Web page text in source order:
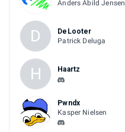
Anders Abild Jensen
D
DeLooter
Patrick Deluga
H Haartz
Pwndx
Kasper Nielsen